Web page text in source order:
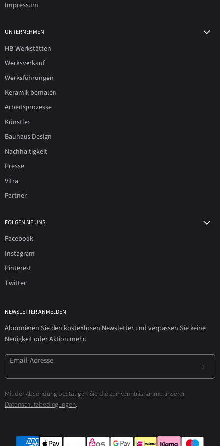
Impressum
UNTERNEHMEN
HB-Werkstätten
Werksverkauf
Werksführungen
Keramik bemalen
Arbeitsprozesse
Künstler
Bauhaus Design
Nachhaltigkeit
Presse
Vitra
Partner
FOLGEN SIE UNS
Facebook
Instagram
Pinterest
Twitter
NEWSLETTER ANMELDEN
Abonnieren Sie den kostenlosen Newsletter und verpassen Sie keine
Neuigkeit oder Aktion mehr.
Email-Adresse
Mit der Absendung bestätigen Sie die zur Kenntnisnahme unserer
Datenschutzbedingungen.